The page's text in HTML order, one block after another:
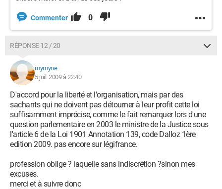
Commenter 0
RÉPONSE 12 / 20
mymyne
5 juil. 2009 à 22:40
D'accord pour la liberté et l'organisation, mais par des
sachants qui ne doivent pas détourner à leur profit cette loi
suffisamment imprécise, comme le fait remarquer lors d'une
question parlementaire en 2003 le ministre de la Justice sous
l'article 6 de la Loi 1901 Annotation 139, code Dalloz 1ère
edition 2009. pas encore sur légifrance.
profession oblige ? laquelle sans indiscrétion ?sinon mes
excuses.
merci et à suivre donc